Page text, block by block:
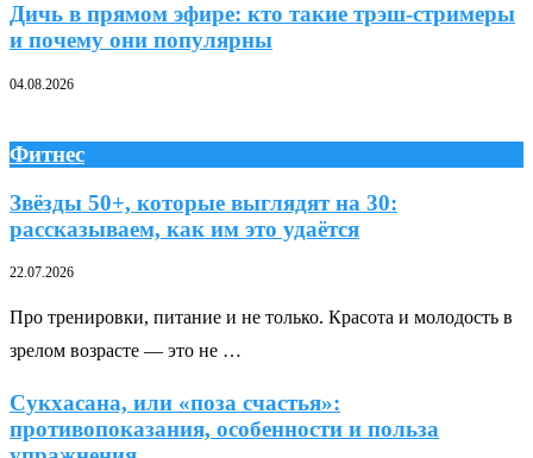
Дичь в прямом эфире: кто такие трэш-стримеры
и почему они популярны
04.08.2026
Фитнес
Звёзды 50+, которые выглядят на 30:
рассказываем, как им это удаётся
22.07.2026
Про тренировки, питание и не только. Красота и молодость в
зрелом возрасте — это не …
Сукхасана, или «поза счастья»:
противопоказания, особенности и польза